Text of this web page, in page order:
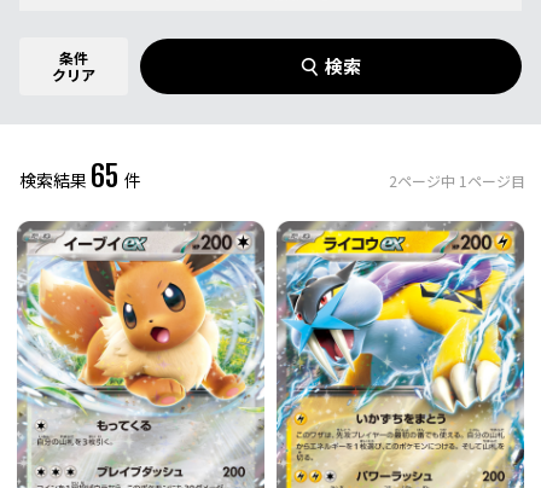
商品名
イラストレーター
レアリティ 0件選択中
ミラー仕様のカード 件選択中
条件
クリア
検索
検索結果 65 件 2ページ中 1 ページ目